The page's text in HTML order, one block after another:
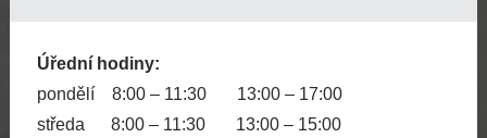
Úřední hodiny:
pondělí 8:00 – 11:30 13:00 – 17:00
středa 8:00 – 11:30 13:00 – 15:00